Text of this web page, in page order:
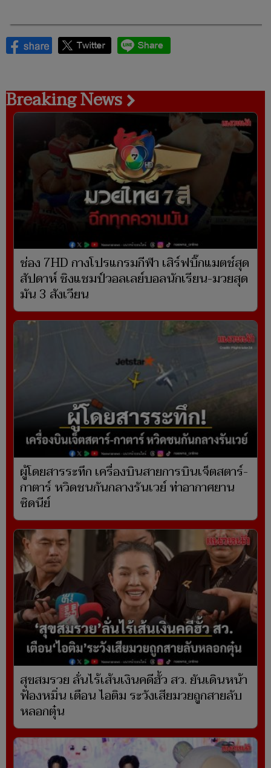
Breaking News
ช่อง 7HD กางโปรแกรมกีฬา เสิร์ฟบิ๊กแมตช์สุด
สัปดาห์ ชิงแชมป์วอลเลย์บอลนักเรียน-มวยสุด
มัน 3 สังเวียน
ผู้โดยสารระทึก เครื่องบินสายการบินเจ็ตสตาร์-
กาตาร์ หวิดชนกันกลางรันเวย์ ท่าอากาศยาน
ซิดนีย์
สุขสมรวย ลั่นไร้เส้นเงินคดีฮั้ว สว. ยันเดินหน้า
ฟ้องหมิ่น เตือน ไอติม ระวังเสียมวยถูกสายลับ
หลอกตุ๋น